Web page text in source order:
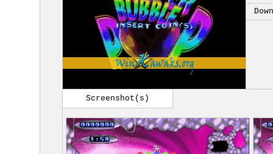
Screenshot(s)